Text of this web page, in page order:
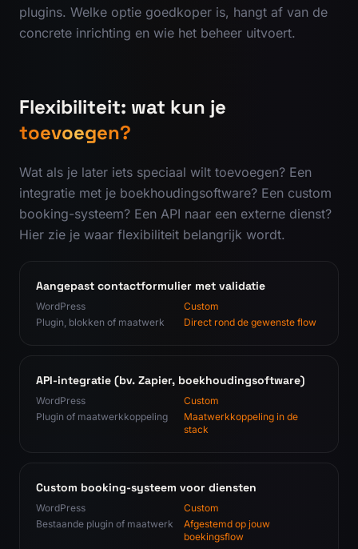
plugins. Welke optie goedkoper is, hangt af van de
concrete inrichting en wie het beheer uitvoert.
Flexibiliteit: wat kun je
toevoegen?
Wat als je later iets speciaal wilt toevoegen? Een
integratie met je boekhoudingsoftware? Een custom
booking-systeem? Een API naar een externe dienst?
Hier zie je waar flexibiliteit belangrijk wordt.
Aangepast contactformulier met validatie
WordPress
Plugin, blokken of maatwerk
Custom
Direct rond de gewenste flow
API-integratie (bv. Zapier, boekhoudingsoftware)
WordPress
Plugin of maatwerkkoppeling
Custom
Maatwerkkoppeling in de
stack
Custom booking-systeem voor diensten
WordPress
Bestaande plugin of maatwerk
Custom
Afgestemd op jouw
boekingsflow